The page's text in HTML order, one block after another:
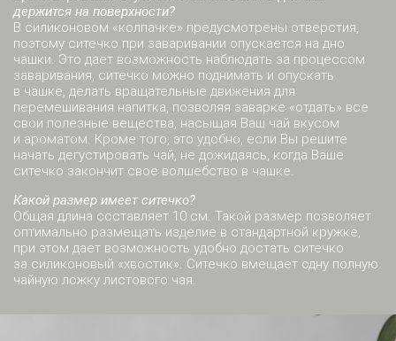
держится на поверхности?
В силиконовом «колпачке» предусмотрены отверстия,
поэтому ситечко при заваривании опускается на дно
чашки. Это дает возможность наблюдать за процессом
заваривания, ситечко можно поднимать и опускать
в чашке, делать вращательные движения для
перемешивания напитка, позволяя заварке «отдать» все
свои полезные вещества, насыщая Ваш чай вкусом
и ароматом. Кроме того, это удобно, если Вы решите
начать дегустировать чай, не дожидаясь, когда Ваше
ситечко закончит свое волшебство в чашке.
Какой размер имеет ситечко?
Общая длина составляет 10 см. Такой размер позволяет
оптимально размещать изделие в стандартной кружке,
при этом дает возможность удобно достать ситечко
за силиконовый «хвостик». Ситечко вмещает одну полную
чайную ложку листового чая.